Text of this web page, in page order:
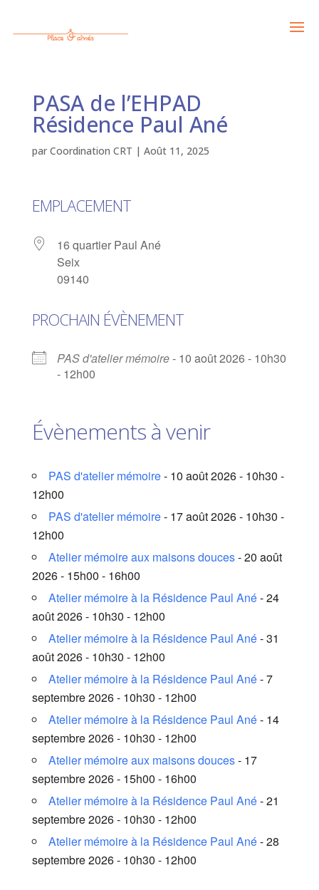
PASA de l’EHPAD
Résidence Paul Ané
par Coordination CRT | Août 11, 2025
EMPLACEMENT
16 quartier Paul Ané
Seix
09140
PROCHAIN ÉVÈNEMENT
PAS d'atelier mémoire- 10 août 2026 - 10h30
- 12h00
Évènements à venir
PAS d'atelier mémoire- 10 août 2026 - 10h30 -
12h00
PAS d'atelier mémoire- 17 août 2026 - 10h30 -
12h00
Atelier mémoire aux maisons douces- 20 août
2026 - 15h00 - 16h00
Atelier mémoire à la Résidence Paul Ané- 24
août 2026 - 10h30 - 12h00
Atelier mémoire à la Résidence Paul Ané- 31
août 2026 - 10h30 - 12h00
Atelier mémoire à la Résidence Paul Ané- 7
septembre 2026 - 10h30 - 12h00
Atelier mémoire à la Résidence Paul Ané- 14
septembre 2026 - 10h30 - 12h00
Atelier mémoire aux maisons douces- 17
septembre 2026 - 15h00 - 16h00
Atelier mémoire à la Résidence Paul Ané- 21
septembre 2026 - 10h30 - 12h00
Atelier mémoire à la Résidence Paul Ané- 28
septembre 2026 - 10h30 - 12h00